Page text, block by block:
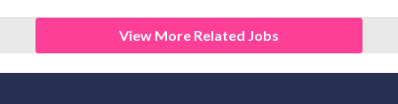
View More Related Jobs